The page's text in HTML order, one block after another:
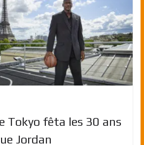
Tokyo fêta les 30 ans
Jordan